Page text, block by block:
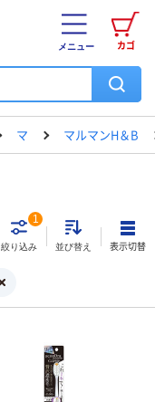
カゴ
メニュー
マ マルマンH＆B
絞り込み
1
並び替え 表示切替